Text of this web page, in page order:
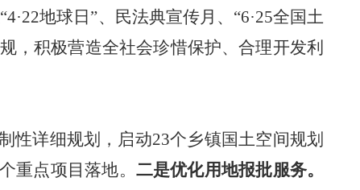
“4·22地球日 ”、民法典宣传月、 “6·25全国土
， 积极营造全社会珍惜保护、合理开发利
性详细规划，启动23个乡镇国土空间规划
个重点项目落地。 二是优化用地报批服务。